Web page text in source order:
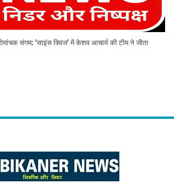
संगम: ‘साइंस क्विज’ में केशव आचार्य की टीम ने जीता